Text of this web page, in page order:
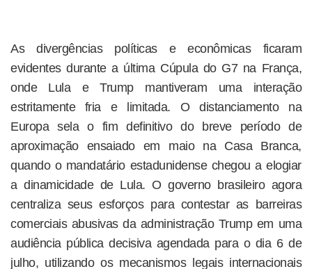
As divergências políticas e econômicas ficaram
evidentes durante a última Cúpula do G7 na França,
onde Lula e Trump mantiveram uma interação
estritamente fria e limitada. O distanciamento na
Europa sela o fim definitivo do breve período de
aproximação ensaiado em maio na Casa Branca,
quando o mandatário estadunidense chegou a elogiar
a dinamicidade de Lula. O governo brasileiro agora
centraliza seus esforços para contestar as barreiras
comerciais abusivas da administração Trump em uma
audiência pública decisiva agendada para o dia 6 de
julho, utilizando os mecanismos legais internacionais